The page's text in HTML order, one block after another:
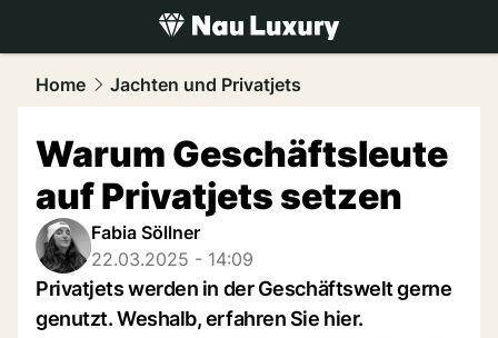
luxury.NAU.ch
Home Jachten und Privatjets
Warum Geschäftsleute
auf Privatjets setzen
Fabia Söllner
22.03.2025 - 14:09
Privatjets werden in der Geschäftswelt gerne
genutzt. Weshalb, erfahren Sie hier.